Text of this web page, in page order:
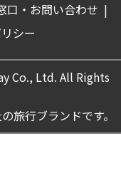
口・お問い合わせ |
シー
Co., Ltd. All Rights
旅行ブランドです。